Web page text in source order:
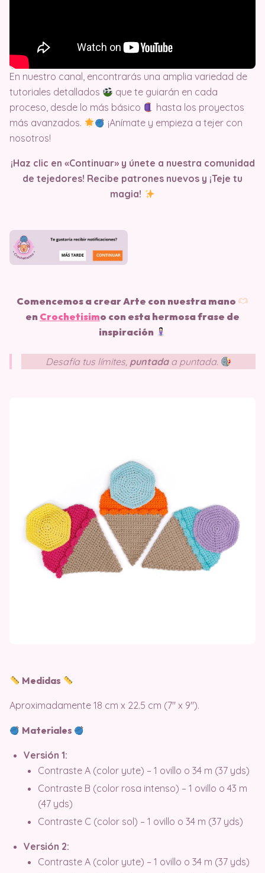
En nuestro canal, encontrarás una amplia variedad de
tutoriales detallados
que te guiarán en cada
proceso, desde lo más básico
hasta los proyectos
más avanzados.
¡Anímate y empieza a tejer con
nosotros!
¡Haz clic en «Continuar» y únete a nuestra comunidad
de tejedores! Recibe patrones nuevos y ¡Teje tu
magia!
Comencemos a crear Arte con nuestra mano
en Crochetisimo con esta hermosa frase de
inspiración
Desafía tus límites, puntadaa puntada.
Medidas
Aproximadamente 18 cm x 22.5 cm (7″ x 9″).
Materiales
Versión 1:
Contraste A (color yute) – 1 ovillo o 34 m (37 yds)
Contraste B (color rosa intenso) – 1 ovillo o 43 m
(47 yds)
Contraste C (color sol) – 1 ovillo o 34 m (37 yds)
Versión 2:
Contraste A (color yute) – 1 ovillo o 34 m (37 yds)